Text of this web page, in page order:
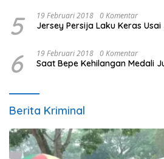
5 19 Februari 2018 0 Komentar
Jersey Persija Laku Keras
6 19 Februari 2018 0 Komentar
Saat Bepe Kehilangan Medali
Berita Kriminal